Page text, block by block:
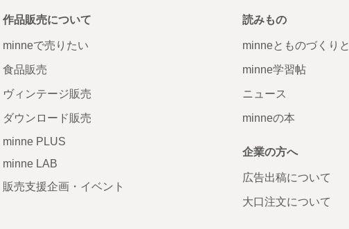
作品販売について
minneで売りたい
食品販売
ヴィンテージ販売
ダウンロード販売
minne PLUS
minne LAB
販売支援企画・イベント
読みもの
minneとものづくりと
minne学習帖
ニュース
minneの本
企業の方へ
広告出稿について
大口注文について